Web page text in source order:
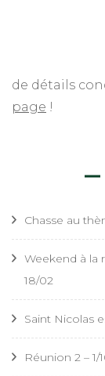
de détails
page !
Chasse au
Weekend à la
18/02
Saint Nicolas
Réunion 2 – 1/